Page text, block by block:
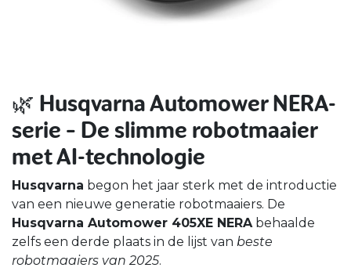
🌿 Husqvarna Automower NERA-
serie – De slimme robotmaaier
met AI-technologie
Husqvarna begon het jaar sterk met de introductie
van een nieuwe generatie robotmaaiers. De
Husqvarna Automower 405XE NERA behaalde
zelfs een derde plaats in de lijst van beste
robotmaaiers van 2025.